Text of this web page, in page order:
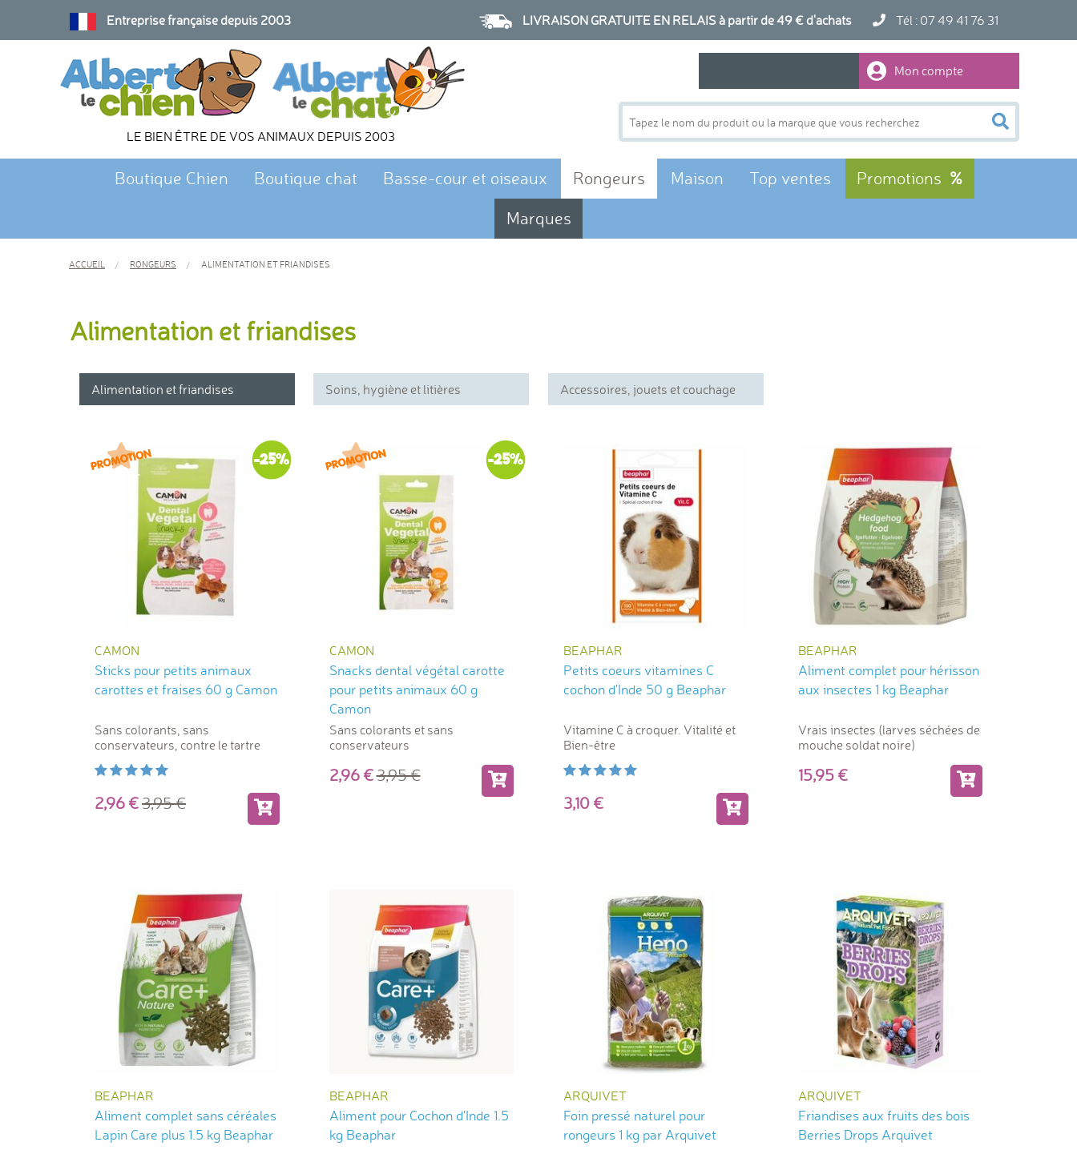
Entreprise française depuis 2003 LIVRAISON GRATUITE EN RELAIS à partir de 49 € d'achats Tél : 07 49 41 76 31
LE BIEN ÊTRE DE VOS ANIMAUX DEPUIS 2003
Mon compte
Boutique Chien Boutique chat Basse-cour et oiseaux Rongeurs Maison Top ventes
Promotions
Marques
ACCUEIL RONGEURS ALIMENTATION ET FRIANDISES
Alimentation et friandises
Alimentation et friandises Soins, hygiène et litières Accessoires, jouets et couchage
-25%
CAMON
Sticks pour petits animaux
carottes et fraises 60 g Camon
Sans colorants, sans
conservateurs, contre le tartre
2,963,95
-25%
CAMON
Snacks dental végétal carotte
pour petits animaux 60 g
Camon
Sans colorants et sans
conservateurs
2,963,95
BEAPHAR
Petits coeurs vitamines C
cochon d'Inde 50 g Beaphar
Vitamine C à croquer. Vitalité et
Bien-être
3,10
BEAPHAR
Aliment complet pour hérisson
aux insectes 1 kg Beaphar
Vrais insectes (larves séchées de
mouche soldat noire)
15,95
BEAPHAR
Aliment complet sans céréales
Lapin Care plus 1.5 kg Beaphar
BEAPHAR
Aliment pour Cochon d'Inde 1.5
kg Beaphar
ARQUIVET
Foin pressé naturel pour
rongeurs 1 kg par Arquivet
ARQUIVET
Friandises aux fruits des bois
Berries Drops Arquivet